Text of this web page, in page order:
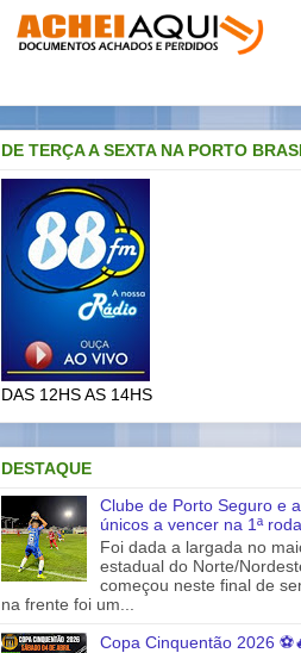
DE TERÇA A SEXTA NA PORTO
DAS 12HS AS 14HS
DESTAQUE
Clube de Porto Seguro e
únicos a vencer na 1ª
Foi dada a largada no
estadual do Norte/
começou neste final de
na frente foi um...
Copa Cinquentão 2026